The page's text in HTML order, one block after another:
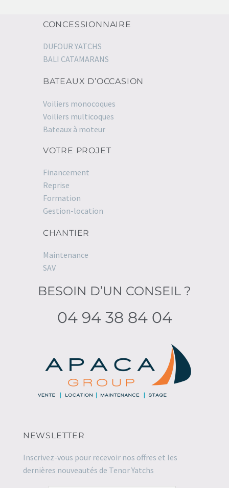
CONCESSIONNAIRE
DUFOUR YATCHS
BALI CATAMARANS
BATEAUX D’OCCASION
Voiliers monocoques
Voiliers multicoques
Bateaux à moteur
VOTRE PROJET
Financement
Reprise
Formation
Gestion-location
CHANTIER
Maintenance
SAV
BESOIN D’UN CONSEIL ?
04 94 38 84 04
NEWSLETTER
Inscrivez-vous pour recevoir nos offres et les
dernières nouveautés de Tenor Yatchs